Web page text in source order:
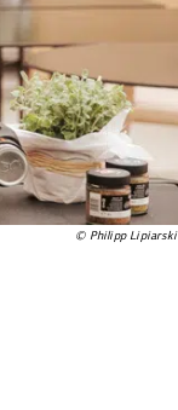
© Philipp Lipiarski